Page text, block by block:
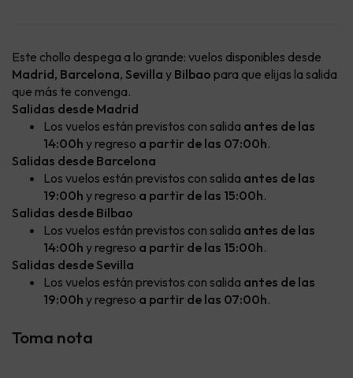
Este chollo despega a lo grande: vuelos disponibles desde
Madrid, Barcelona, Sevilla y Bilbao para que elijas la salida
que más te convenga.
Salidas desde Madrid
Los vuelos están previstos con salida antes de las
14:00h y regreso a partir de las 07:00h.
Salidas desde Barcelona
Los vuelos están previstos con salida antes de las
19:00h y regreso a partir de las 15:00h.
Salidas desde Bilbao
Los vuelos están previstos con salida antes de las
14:00h y regreso a partir de las 15:00h.
Salidas desde Sevilla
Los vuelos están previstos con salida antes de las
19:00h y regreso a partir de las 07:00h.
Toma nota